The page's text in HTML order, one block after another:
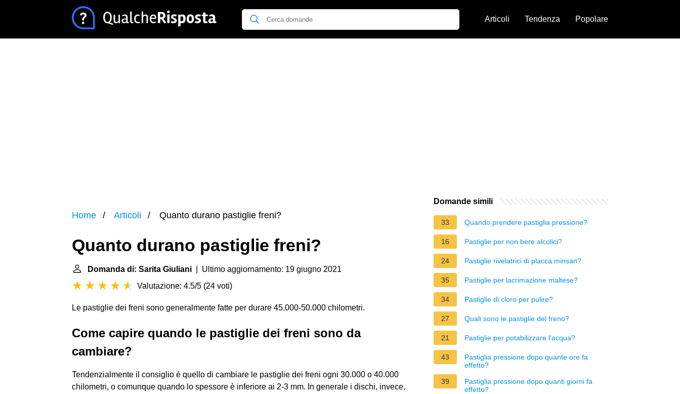
Articoli Tendenza Popolare
Home Articoli Quanto durano pastiglie freni?
Quanto durano pastiglie freni?
Domanda di: Sarita Giuliani | Ultimo aggiornamento: 19 giugno 2021
Valutazione: 4.5/5 (24 voti)
Le pastiglie dei freni sono generalmente fatte per durare 45.000-50.000 chilometri.
Come capire quando le pastiglie dei freni sono da
cambiare?
Tendenzialmente il consiglio è quello di cambiare le pastiglie dei freni ogni 30.000 o 40.000
chilometri, o comunque quando lo spessore è inferiore ai 2-3 mm. In generale i dischi, invece,
Domande simili
33 Quando prendere pastiglia pressione?
16 Pastiglie per non bere alcolici?
24 Pastiglie rivelatrici di placca minsan?
35 Pastiglie per lacrimazione maltese?
34 Pastiglie di cloro per pulire?
27 Quali sono le pastiglie del freno?
21 Pastiglie per potabilizzare l'acqua?
43
Pastiglia pressione dopo quante ore fa
effetto?
39
Pastiglia pressione dopo quanti giorni fa
effetto?